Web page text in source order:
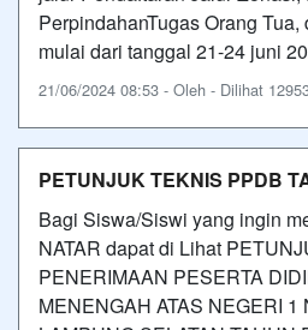
PerpindahanTugas Orang
mulai dari tanggal 21-24 juni
21/06/2024 08:53 - Oleh - Dilihat
PETUNJUK TEKNIS PPDB
Bagi Siswa/Siswi yang ingin
NATAR dapat di Lihat
PENERIMAAN PESERTA
MENENGAH ATAS NEGERI 1